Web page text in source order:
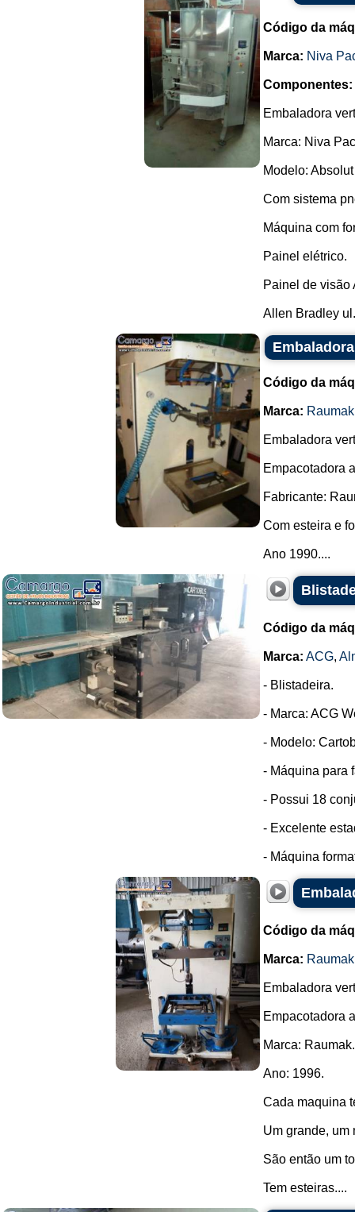
Código da
Marca: Niva
Componentes:
Embaladora
Marca: Niva
Modelo:
Com sistema
Máquina com
Painel elétrico.
Painel de visão
Allen Bradley
Código da
Marca: Raumak
Embaladora
Empacotadora
Fabricante:
Com esteira e
Ano 1990....
Código da
Marca: ACG,
- Blistadeira.
- Marca: ACG
- Modelo:
- Máquina para
- Possui 18
- Excelente
- Máquina
Código da
Marca: Raumak
Embaladora
Empacotadora
Marca: Raumak.
Ano: 1996.
Cada maquina
Um grande, um
São então um
Tem esteiras....